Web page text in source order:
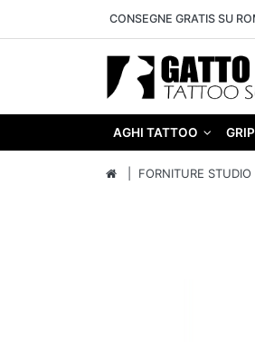
CONSEGNE GRATIS SU
AGHI TATTOO
FORNITURE STUDIO